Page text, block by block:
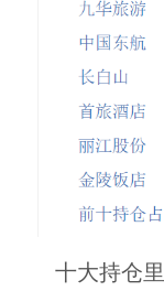
十大持仓